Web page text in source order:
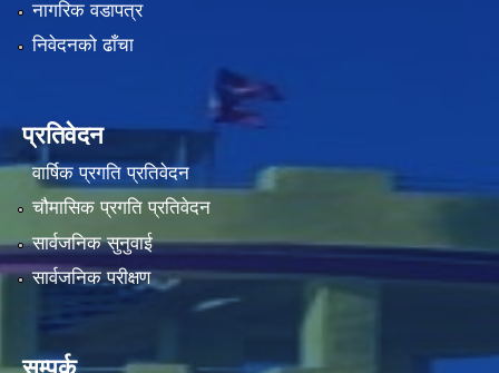
नागरिक वडापत्र
निवेदनको ढाँचा
प्रतिवेदन
वार्षिक प्रगति प्रतिवेदन
चौमासिक प्रगति प्रतिवेदन
सार्वजनिक सुनुवाई
सार्वजनिक परीक्षण